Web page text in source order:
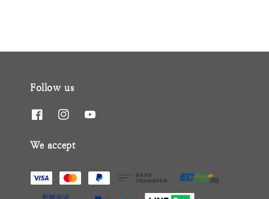
Follow us
We accept